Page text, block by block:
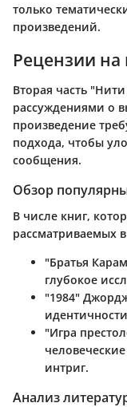
только
произведений.
Рецензии на
Вторая часть
рассуждениями о
произведение
подхода, чтобы
сообщения.
Обзор
В числе книг,
рассматриваемых
"Братья
глубокое
"1984"
"Игра
интриг.
Анализ